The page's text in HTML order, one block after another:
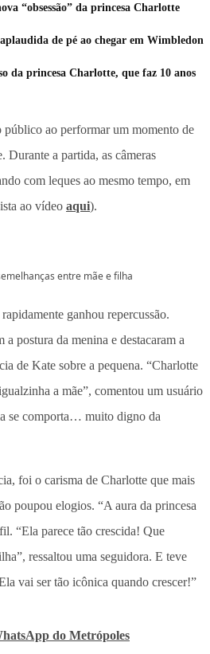
“obsessão” da princesa Charlotte
de pé ao chegar em Wimbledon
da princesa Charlotte, que faz 10 anos
público ao performar um momento de
Durante a partida, as câmeras
com leques ao mesmo tempo, em
ao vídeo aqui).
entre mãe e filha
ganhou repercussão.
postura da menina e destacaram a
de Kate sobre a pequena. “Charlotte
a mãe”, comentou um usuário
se comporta… muito digno da
foi o carisma de Charlotte que mais
poupou elogios. “A aura da princesa
“Ela parece tão crescida! Que
ressaltou uma seguidora. E teve
vai ser tão icônica quando crescer!”
do Metrópoles